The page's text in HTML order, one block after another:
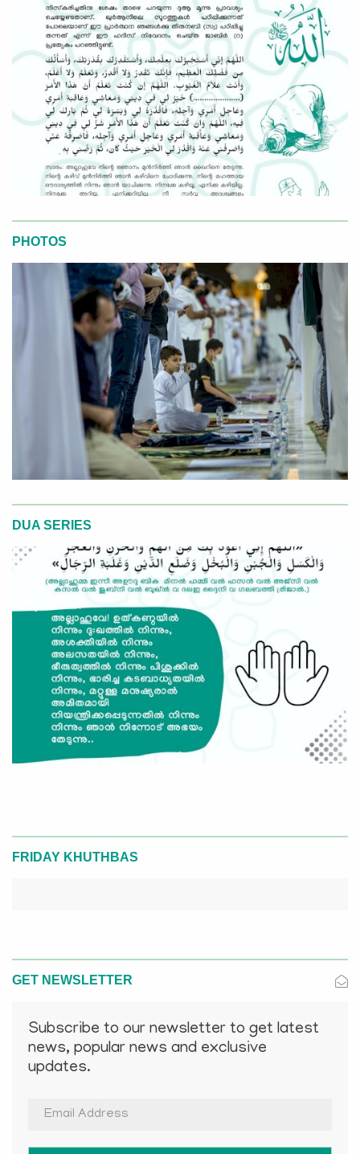
PHOTOS
DUA SERIES
FRIDAY KHUTHBAS
GET NEWSLETTER
Subscribe to our newsletter to get latest
news, popular news and exclusive
updates.